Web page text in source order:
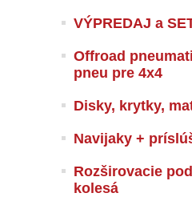
VÝPREDAJ a
Offroad
pneu pre 4x4
Disky, krytky,
Navijaky +
Rozširovacie
kolesá